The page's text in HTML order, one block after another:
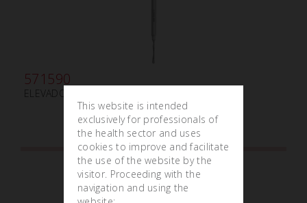
571590
ELEVADOR DE PERIOSTIO FREER mm4.5/mm5.0
This website is intended
exclusively for professionals of
the health sector and uses
cookies to improve and facilitate
the use of the website by the
visitor. Proceeding with the
navigation and using the